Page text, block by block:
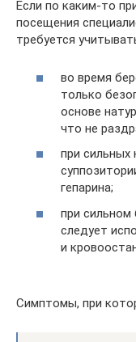
Если по каким-то
посещения
требуется
во время
только
основе
что не
при сильных
гепарина;
при сильном
следует
и
Симптомы, при